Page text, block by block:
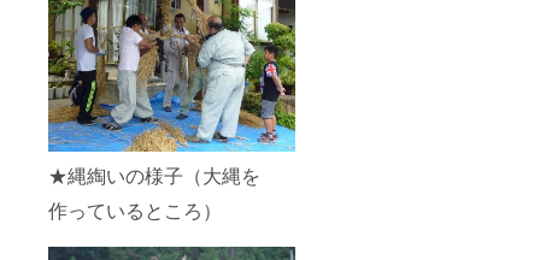
★縄綯いの様子（大縄を
作っているところ）